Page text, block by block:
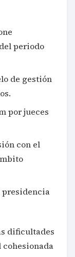
periodo
de gestión
por jueces
con el
presidencia
dificultades